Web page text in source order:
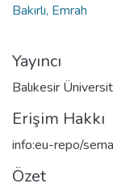
Bakırlı, Emrah
Yayıncı
Balıkesir
Erişim Hakkı
info:eu-repo/
Özet